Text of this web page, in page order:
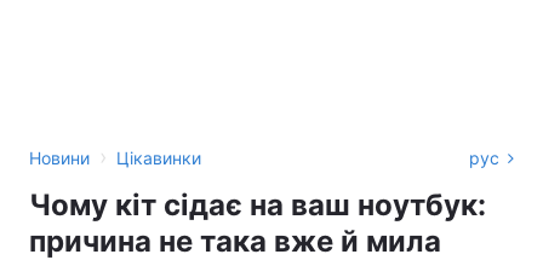
Новини › Цікавинки рус
Чому кіт сідає на ваш ноутбук:
причина не така вже й мила